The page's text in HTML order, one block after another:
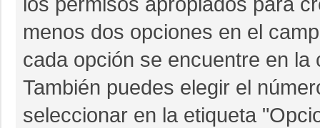
menos dos opciones en el
cada opción se encuentre en
También puedes elegir el
seleccionar en la etiqueta